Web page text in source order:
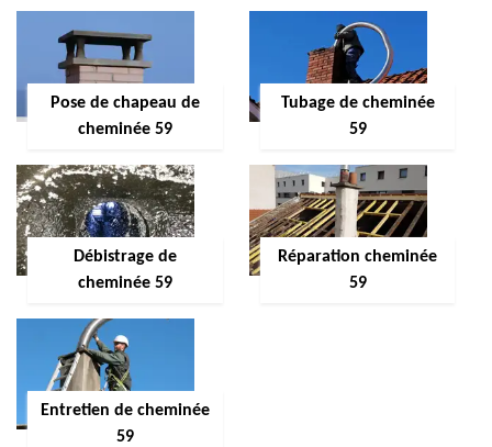
Pose de chapeau de
cheminée 59
Tubage de cheminée
59
Débistrage de
cheminée 59
Réparation cheminée
59
Entretien de cheminée
59